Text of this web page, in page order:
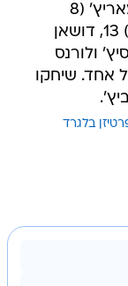
קלעו לפרטיזן: בו מקאלב 21, אלכס מאריץ' (8
ריבאונדים) 17, יאן וסלי (10 ריבאונדים) 13, דושאן
ראסיץ' ולורנס
(7 ריבאונדים, 5 איבודים) 5 כל אחד. שיחקו
בלגרד